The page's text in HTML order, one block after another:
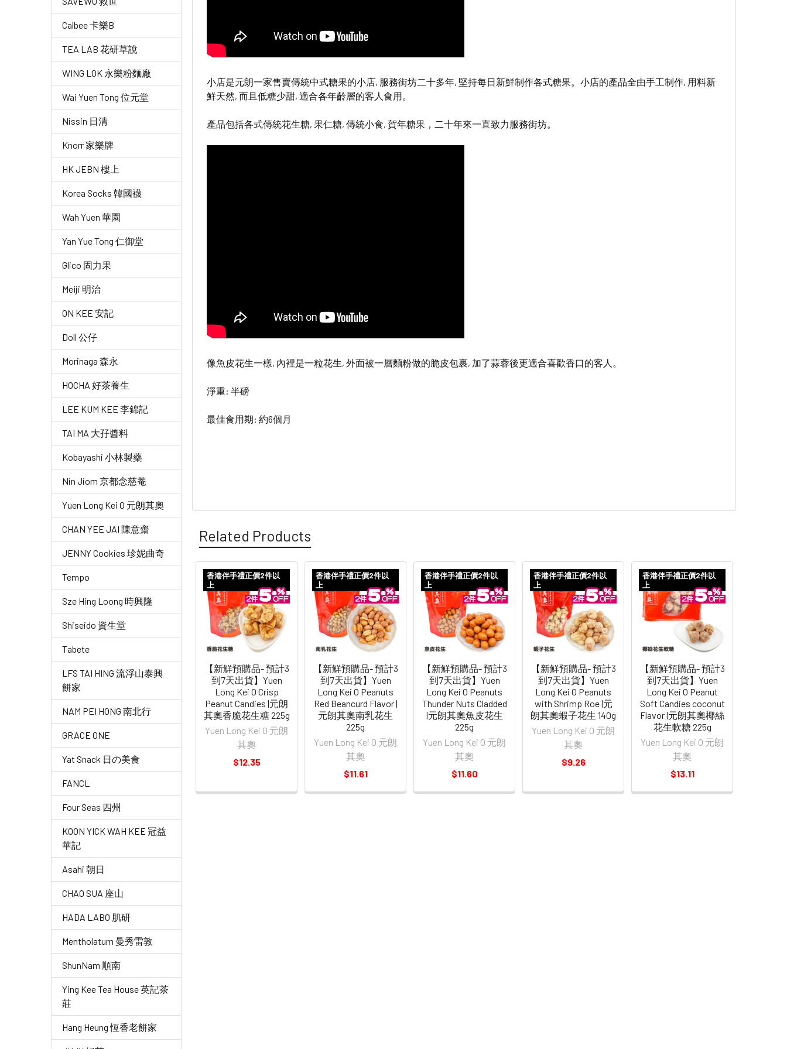
Calbee 卡樂B
TEA LAB 花研草說
WING LOK 永樂粉麵廠
Wai Yuen Tong 位元堂
Nissin 日清
Knorr 家樂牌
HK JEBN 樓上
Korea Socks 韓國襪
Wah Yuen 華園
Yan Yue Tong 仁御堂
Glico 固力果
Meiji 明治
ON KEE 安記
Doll 公仔
Morinaga 森永
HOCHA 好茶養生
LEE KUM KEE 李錦記
TAI MA 大孖醬料
Kobayashi 小林製藥
Nin Jiom 京都念慈菴
Yuen Long Kei O 元朗其奧
CHAN YEE JAI 陳意齋
JENNY Cookies 珍妮曲奇
Tempo
Sze Hing Loong 時興隆
Shiseido 資生堂
Tabete
LFS TAI HING 流浮山泰興
餅家
NAM PEI HONG 南北行
GRACE ONE
Yat Snack 日の美食
FANCL
Four Seas 四州
KOON YICK WAH KEE 冠益
華記
Asahi 朝日
CHAO SUA 座山
HADA LABO 肌研
Mentholatum 曼秀雷敦
ShunNam 順南
Ying Kee Tea House 英記茶
莊
Hang Heung 恆香老餅家
小店是元朗一家售賣傳統中式糖果的小店, 服務街坊二十多年, 堅持每日新鮮制作各式糖果。小店的產品全由手工制作, 用料新
鮮天然, 而且低糖少甜, 適合各年齡層的客人食用。
產品包括各式傳統花生糖, 果仁糖, 傳統小食, 賀年糖果，二十年來一直致力服務街坊。
像魚皮花生一樣, 內裡是一粒花生, 外面被一層麵粉做的脆皮包裹, 加了蒜蓉後更適合喜歡香口的客人。
淨重: 半磅
最佳食用期: 約6個月
Related Products
Related
Products
香港伴手禮正價2件以
上
【新鮮預購品- 預計3
到7天出貨】Yuen
Long Kei O Crisp
Peanut Candies |元朗
其奧香脆花生糖 225g
Yuen Long Kei O 元朗
其奧
$12.35
香港伴手禮正價2件以
上
【新鮮預購品- 預計3
到7天出貨】Yuen
Long Kei O Peanuts
Red Beancurd Flavor |
元朗其奧南乳花生
225g
Yuen Long Kei O 元朗
其奧
$11.61
香港伴手禮正價2件以
上
【新鮮預購品- 預計3
到7天出貨】Yuen
Long Kei O Peanuts
Thunder Nuts Cladded
|元朗其奧魚皮花生
225g
Yuen Long Kei O 元朗
其奧
$11.60
香港伴手禮正價2件以
上
【新鮮預購品- 預計3
到7天出貨】Yuen
Long Kei O Peanuts
with Shrimp Roe |元
朗其奧蝦子花生 140g
Yuen Long Kei O 元朗
其奧
$9.26
香港伴手禮正價2件以
上
【新鮮預購品- 預計3
到7天出貨】Yuen
Long Kei O Peanut
Soft Candies coconut
Flavor |元朗其奧椰絲
花生軟糖 225g
Yuen Long Kei O 元朗
其奧
$13.11